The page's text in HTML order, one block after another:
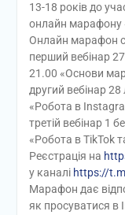
13-18 років до
онлайн марафону
Онлайн марафон
перший вебінар
21.00 «Основи
другий вебінар
«Робота в
третій вебінар 1
«Робота в TikTok
Реєстрація на
у каналі https://
Марафон дає
як просуватися в